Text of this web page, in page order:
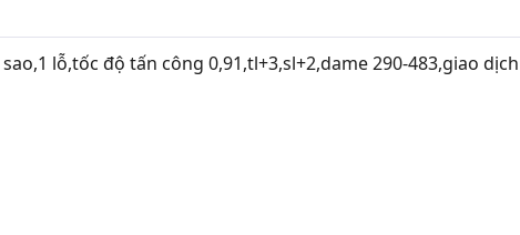
lỗ,tốc độ tấn công 0,91,tl+3,sl+2,dame 290-483,giao